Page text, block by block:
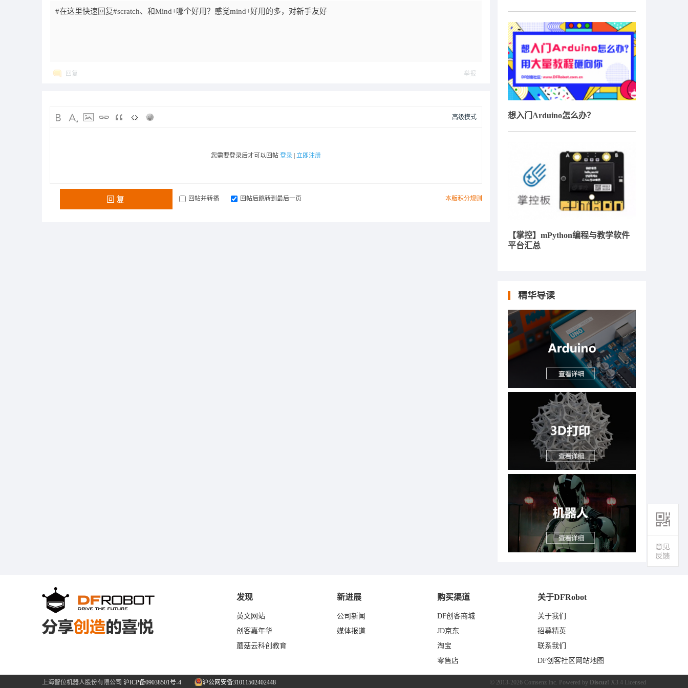
#在这里快速回复#scratch、和Mind+哪个好用？感觉mind+好用的多，对新手友好
回复 举报
高级模式
您需要登录后才可以回帖 登录 立即注册
本版积分规则
回复 回帖并转播 回帖后跳转到最后一页
想入门Arduino怎么办？
【掌控】mPython编程与教学软件
平台汇总
精华导读
发现
英文网站
创客嘉年华
蘑菇云科创教育
新进展
公司新闻
媒体报道
购买渠道
DF创客商城
JD京东
淘宝
零售店
关于DFRobot
关于我们
招募精英
联系我们
DF创客社区网站地图
上海智位机器人股份有限公司 沪ICP备09038501号-4 沪公网安备31011502402448 © 2013-2026 Comsenz Inc. Powered by Discuz! X3.4 Licensed